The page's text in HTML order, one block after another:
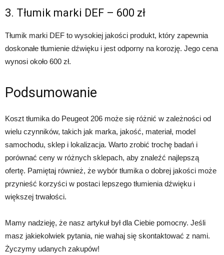
3. Tłumik marki DEF – 600 zł
Tłumik marki DEF to wysokiej jakości produkt, który zapewnia
doskonałe tłumienie dźwięku i jest odporny na korozję. Jego cena
wynosi około 600 zł.
Podsumowanie
Koszt tłumika do Peugeot 206 może się różnić w zależności od
wielu czynników, takich jak marka, jakość, materiał, model
samochodu, sklep i lokalizacja. Warto zrobić trochę badań i
porównać ceny w różnych sklepach, aby znaleźć najlepszą
ofertę. Pamiętaj również, że wybór tłumika o dobrej jakości może
przynieść korzyści w postaci lepszego tłumienia dźwięku i
większej trwałości.
Mamy nadzieję, że nasz artykuł był dla Ciebie pomocny. Jeśli
masz jakiekolwiek pytania, nie wahaj się skontaktować z nami.
Życzymy udanych zakupów!